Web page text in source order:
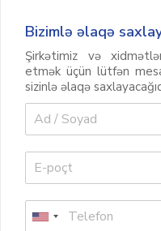
Bizimlə əlaqə
Şirkətimiz və
etmək üçün lütfən
sizinlə əlaqə